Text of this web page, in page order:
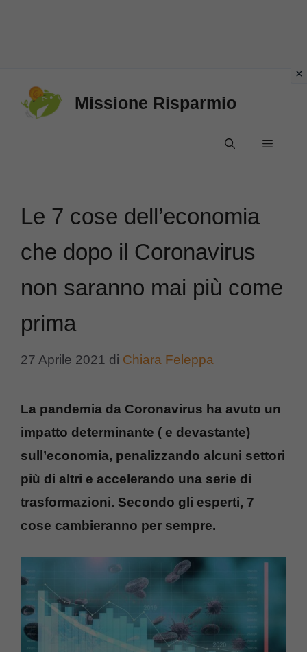
Missione Risparmio
Menu
Le 7 cose dell’economia
che dopo il Coronavirus
non saranno mai più come
prima
27 Aprile 2021 di Chiara Feleppa
La pandemia da Coronavirus ha avuto un
impatto determinante ( e devastante)
sull’economia, penalizzando alcuni settori
più di altri e accelerando una serie di
trasformazioni. Secondo gli esperti, 7
cose cambieranno per sempre.